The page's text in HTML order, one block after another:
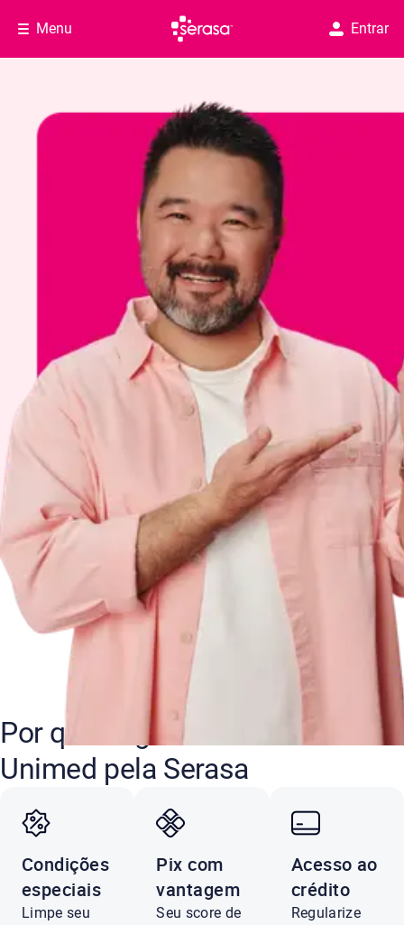
Menu Entrar
Negocie dívidas
Por que negociar suas dívidas
Unimed pela Serasa
Condições
especiais
Limpe seu
Pix com
vantagem
Seu score de
Acesso ao
crédito
Regularize